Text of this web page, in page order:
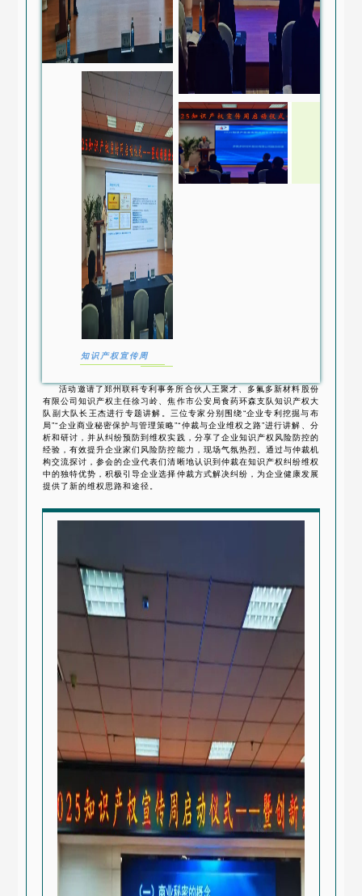
知识产权宣传周
活动邀请了郑州联科专利事务所合伙人王聚才、多氟多新材料股份
有限公司知识产权主任徐习岭、焦作市公安局食药环森支队知识产权大
队副大队长王杰进行专题讲解。三位专家分别围绕“企业专利挖掘与布
局”“企业商业秘密保护与管理策略”“仲裁与企业维权之路”进行讲解、分
析和研讨，并从纠纷预防到维权实践，分享了企业知识产权风险防控的
经验，有效提升企业家们风险防控能力，现场气氛热烈。通过与仲裁机
构交流探讨，参会的企业代表们清晰地认识到仲裁在知识产权纠纷维权
中的独特优势，积极引导企业选择仲裁方式解决纠纷，为企业健康发展
提供了新的维权思路和途径。